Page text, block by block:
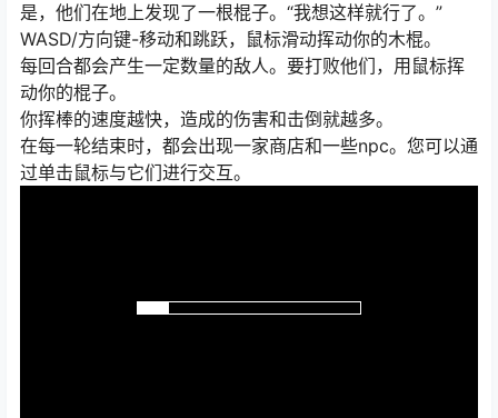
是，他们在地上发现了一根棍子。“我想这样就行了。”
WASD/方向键-移动和跳跃，鼠标滑动挥动你的木棍。
每回合都会产生一定数量的敌人。要打败他们，用鼠标挥
动你的棍子。
你挥棒的速度越快，造成的伤害和击倒就越多。
在每一轮结束时，都会出现一家商店和一些npc。您可以通
过单击鼠标与它们进行交互。